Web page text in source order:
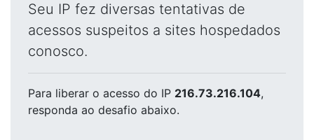
Seu IP fez diversas tentativas de
acessos suspeitos a sites hospedados
conosco.
Para liberar o acesso do IP 216.73.216.104,
responda ao desafio abaixo.